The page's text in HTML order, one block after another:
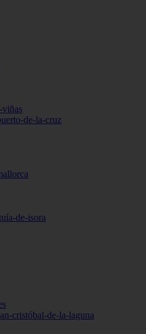
viñas
de-la-cruz
de-isora
cristóbal-de-la-laguna